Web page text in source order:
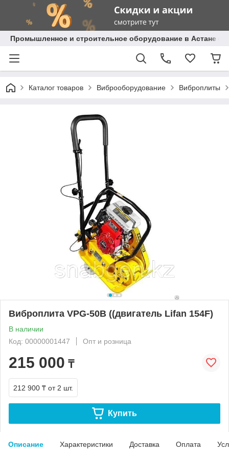
Промышленное и строительное оборудование в Астане с
Каталог товаров Виброоборудование Виброплиты
Виброплита VPG-50B ((двигатель Lifan 154F)
В наличии
Код: 00000001447
Опт и розница
215 000 ₸
212 900 ₸ от 2 шт.
Купить
Описание Характеристики Доставка Оплата